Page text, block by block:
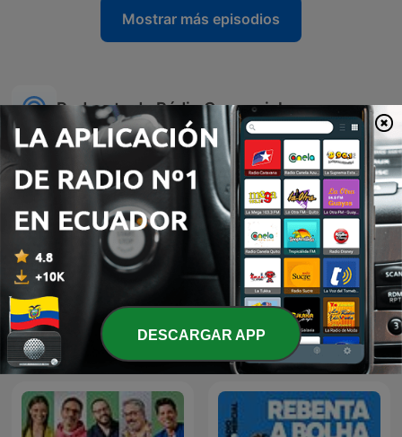
Mostrar más episodios
Podcasts de Rádio Comercial
O Homem que Mordeu o
Cão
Mixórdia de Temáticas
DESCARGAR APP